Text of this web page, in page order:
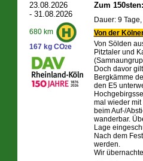
23.08.2026
- 31.08.2026
680 km
167 kg CO2e
Zum
Dauer: 9
Von der
Von Sölden
Pitztaler und
Doch davor
Bergkämme
den E5
mal wieder
beim Auf-/
wanderbar.
Lage
Nach dem
werden.
Wir